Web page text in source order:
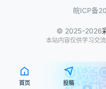
皖ICP备
© 2025-2026
本站内容仅供学习交
首页 投稿